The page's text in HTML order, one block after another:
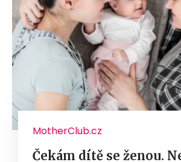
MotherClub.cz
Čekám dítě se ženou.